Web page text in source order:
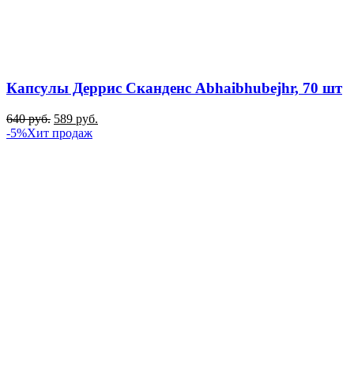
Капсулы Деррис Сканденс Abhaibhubejhr, 70 шт
640руб. 589 руб.
-5%Хит продаж